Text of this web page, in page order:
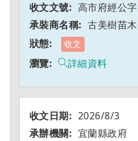
高市府經公
古美樹苗
收文
詳細資料
2026/8/3
宜蘭縣政府